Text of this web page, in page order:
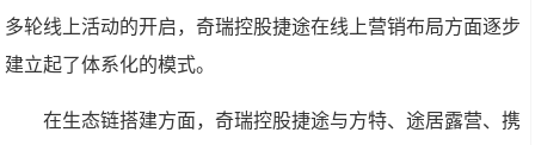
多轮线上活动的开启，奇瑞控股捷途在线上营销布局方面逐步
建立起了体系化的模式。
在生态链搭建方面，奇瑞控股捷途与方特、途居露营、携